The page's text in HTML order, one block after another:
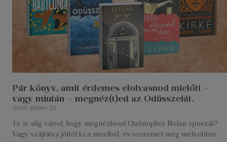
Pár könyv, amit érdemes elolvasnod mielőtt –
vagy miután – megnéz(t)ed az Odüsszeiát.
2026. július 22.
Te is alig várod, hogy megnézhesd Christopher Nolan eposzát?
Vagy szájtátva jöttél ki a moziból, és szeretnél még mélyebbre